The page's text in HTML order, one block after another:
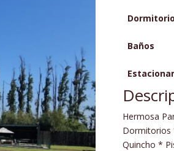
Baños
Hermosa
Dormitorios
Quincho *